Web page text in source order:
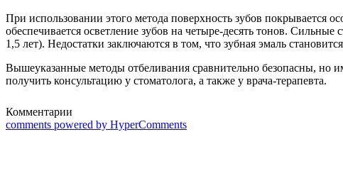
При использовании этого метода поверхность зубов
обеспечивается осветление зубов на четыре-десять тонов.
1,5 лет). Недостатки заключаются в том, что зубная эмаль
Вышеуказанные методы отбеливания сравнительно безопасны, но
получить консультацию у стоматолога, а также у врача-терапевта.
Комментарии
comments powered by HyperComments